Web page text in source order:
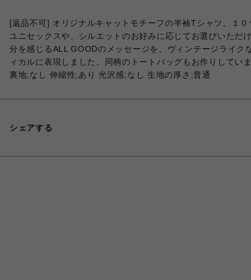
[返品不可] オリジナルキャットモチーフの半袖Tシャツ。１０
ユニセックスや、シルエットのお好みに応じてお選びいただ
分を感じるALL GOODのメッセージを、ヴィンテージライク
ィカルに表現しました。同柄のトートバッグもお作りしてい
裏地;なし 伸縮性;あり 光沢感;なし 生地の厚さ;普通
シェアする